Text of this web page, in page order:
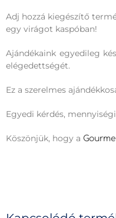
Adj hozzá kiegészítő
egy virágot kaspóban!
Ajándékaink egyedileg
elégedettségét.
Ez a szerelmes
Egyedi kérdés,
Köszönjük, hogy a